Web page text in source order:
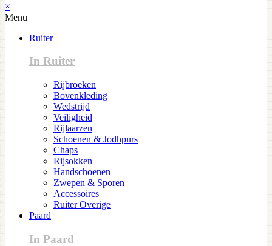
×
Menu
Ruiter
In Ruiter
Rijbroeken
Bovenkleding
Wedstrijd
Veiligheid
Rijlaarzen
Schoenen & Jodhpurs
Chaps
Rijsokken
Handschoenen
Zwepen & Sporen
Accessoires
Ruiter Overige
Paard
In Paard